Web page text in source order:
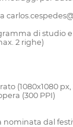
di studio
2 righe)
(1080x1080
(300 PPI)
nominata dal